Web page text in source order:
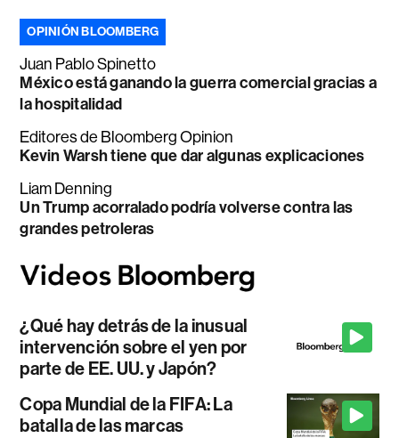
OPINIÓN BLOOMBERG
Juan Pablo Spinetto
México está ganando la guerra comercial gracias a
la hospitalidad
Editores de Bloomberg Opinion
Kevin Warsh tiene que dar algunas explicaciones
Liam Denning
Un Trump acorralado podría volverse contra las
grandes petroleras
¿Qué hay detrás de la inusual
intervención sobre el yen por
parte de EE. UU. y Japón?
Copa Mundial de la FIFA: La
batalla de las marcas